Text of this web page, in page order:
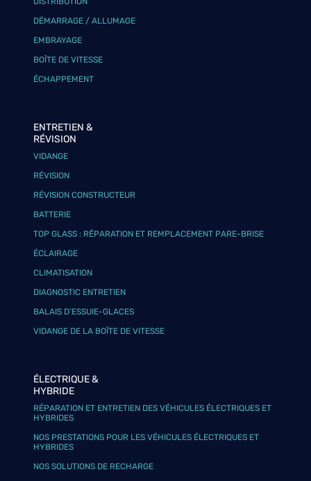
DÉMARRAGE / ALLUMAGE
EMBRAYAGE
BOÎTE DE VITESSE
ÉCHAPPEMENT
ENTRETIEN &
RÉVISION
VIDANGE
RÉVISION
RÉVISION CONSTRUCTEUR
BATTERIE
TOP GLASS : RÉPARATION ET REMPLACEMENT PARE-BRISE
ÉCLAIRAGE
CLIMATISATION
DIAGNOSTIC ENTRETIEN
BALAIS D’ESSUIE-GLACES
VIDANGE DE LA BOÎTE DE VITESSE
ÉLECTRIQUE &
HYBRIDE
RÉPARATION ET ENTRETIEN DES VÉHICULES ÉLECTRIQUES ET
HYBRIDES
NOS PRESTATIONS POUR LES VÉHICULES ÉLECTRIQUES ET
HYBRIDES
NOS SOLUTIONS DE RECHARGE